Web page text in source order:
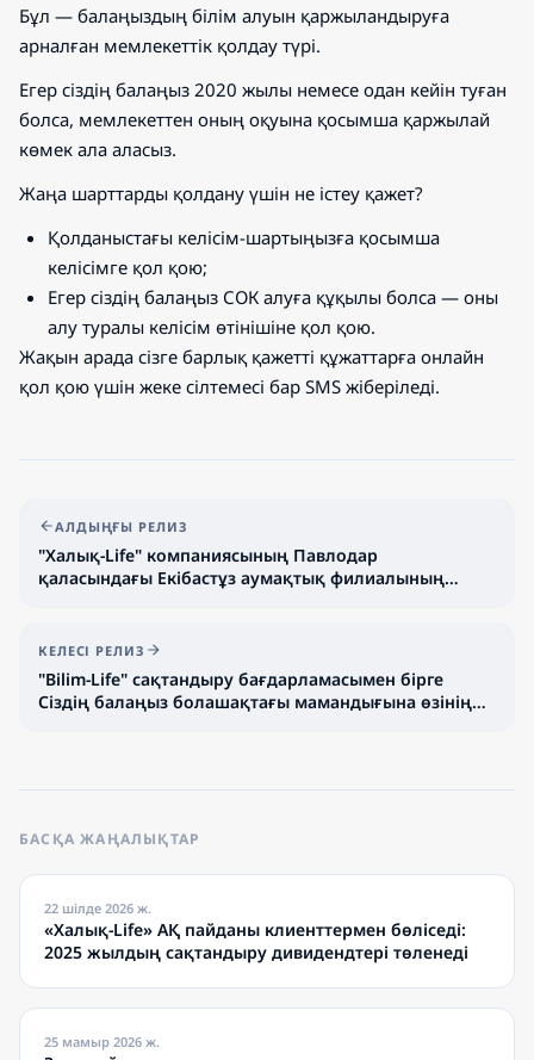
Бұл — балаңыздың білім алуын қаржыландыруға
арналған мемлекеттік қолдау түрі.
Егер сіздің балаңыз 2020 жылы немесе одан кейін туған
болса, мемлекеттен оның оқуына қосымша қаржылай
көмек ала аласыз.
Жаңа шарттарды қолдану үшін не істеу қажет?
Қолданыстағы келісім-шартыңызға қосымша
келісімге қол қою;
Егер сіздің балаңыз СОК алуға құқылы болса — оны
алу туралы келісім өтінішіне қол қою.
Жақын арада сізге барлық қажетті құжаттарға онлайн
қол қою үшін жеке сілтемесі бар SMS жіберіледі.
АЛДЫҢҒЫ РЕЛИЗ
"Халық-Life" компаниясының Павлодар
қаласындағы Екібастұз аумақтық филиалының
КЕЛЕСІ РЕЛИЗ
"Bilim-Life" сақтандыру бағдарламасымен бірге
Сіздің балаңыз болашақтағы мамандығына өзінің
БАСҚА ЖАҢАЛЫҚТАР
22 шілде 2026 ж.
«Халық-Life» АҚ пайданы клиенттермен бөліседі:
2025 жылдың сақтандыру дивидендтері төленеді
25 мамыр 2026 ж.